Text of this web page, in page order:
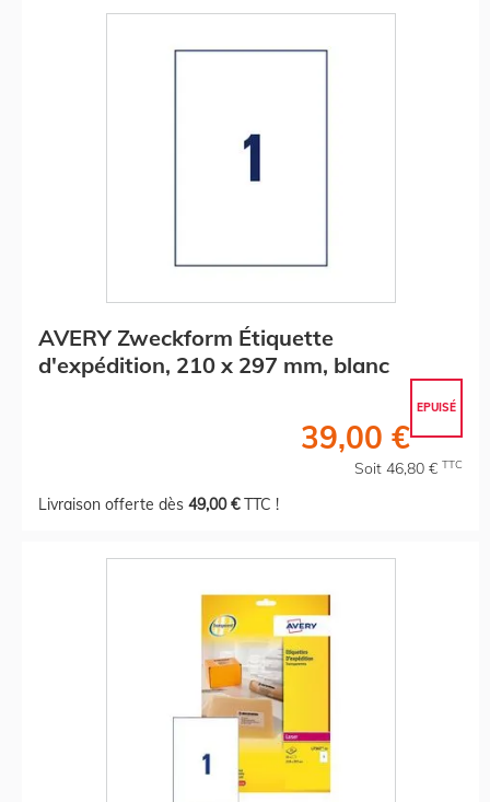
AVERY Zweckform Étiquette
d'expédition, 210 x 297 mm, blanc
EPUISÉ
39,00 €
Soit 46,80 € TTC
Livraison offerte dès 49,00 €TTC !